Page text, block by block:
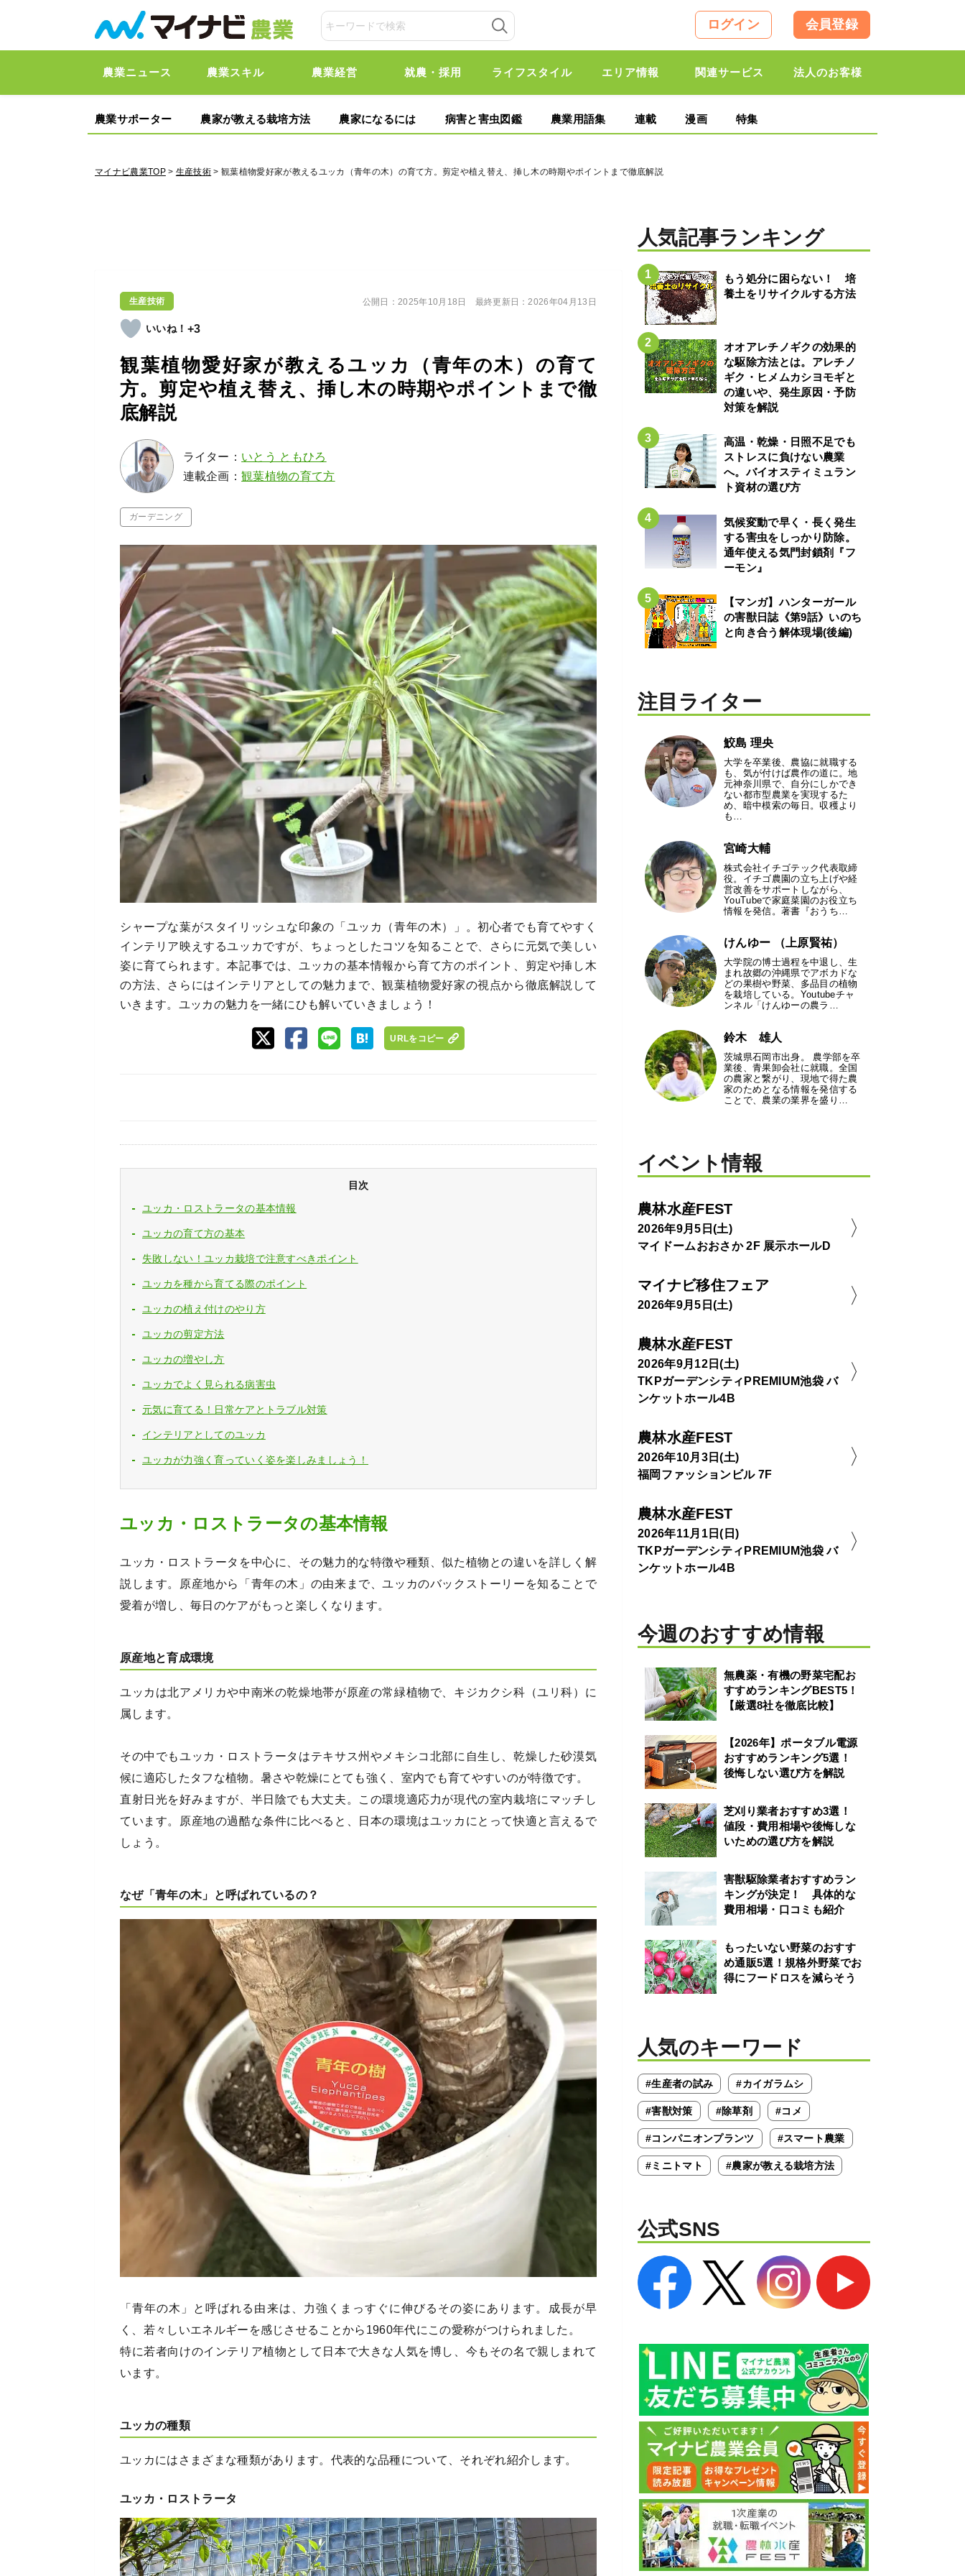
ログイン 会員登録
農業ニュース 農業スキル 農業経営 就農・採用 ライフスタイル エリア情報 関連サービス 法人のお客様
農業サポーター 農家が教える栽培方法 農家になるには 病害と害虫図鑑 農業用語集 連載 漫画 特集
マイナビ農業TOP> 生産技術 > 観葉植物愛好家が教えるユッカ（青年の木）の育て方。剪定や植え替え、挿し木の時期やポイントまで徹底解説
生産技術
+3
観葉植物愛好家が教えるユッカ（青年の木）の育て
方。剪定や植え替え、挿し木の時期やポイントまで徹
底解説
ライター： いとう ともひろ
連載企画：観葉植物の育て方
ガーデニング
公開日：2025年10月18日 最終更新日：2026年04月13日
シャープな葉がスタイリッシュな印象の「ユッカ（青年の木）」。初心者でも育てやすく
インテリア映えするユッカですが、ちょっとしたコツを知ることで、さらに元気で美しい
姿に育てられます。本記事では、ユッカの基本情報から育て方のポイント、剪定や挿し木
の方法、さらにはインテリアとしての魅力まで、観葉植物愛好家の視点から徹底解説して
いきます。ユッカの魅力を一緒にひも解いていきましょう！
URLをコピー
目次
ユッカ・ロストラータの基本情報
ユッカの育て方の基本
失敗しない！ユッカ栽培で注意すべきポイント
ユッカを種から育てる際のポイント
ユッカの植え付けのやり方
ユッカの剪定方法
ユッカの増やし方
ユッカでよく見られる病害虫
元気に育てる！日常ケアとトラブル対策
インテリアとしてのユッカ
ユッカが力強く育っていく姿を楽しみましょう！
ユッカ・ロストラータの基本情報
ユッカ・ロストラータを中心に、その魅力的な特徴や種類、似た植物との違いを詳しく解
説します。原産地から「青年の木」の由来まで、ユッカのバックストーリーを知ることで
愛着が増し、毎日のケアがもっと楽しくなります。
原産地と育成環境
ユッカは北アメリカや中南米の乾燥地帯が原産の常緑植物で、キジカクシ科（ユリ科）に
属します。
その中でもユッカ・ロストラータはテキサス州やメキシコ北部に自生し、乾燥した砂漠気
候に適応したタフな植物。暑さや乾燥にとても強く、室内でも育てやすいのが特徴です。
直射日光を好みますが、半日陰でも大丈夫。この環境適応力が現代の室内栽培にマッチし
ています。原産地の過酷な条件に比べると、日本の環境はユッカにとって快適と言えるで
しょう。
なぜ「青年の木」と呼ばれているの？
「青年の木」と呼ばれる由来は、力強くまっすぐに伸びるその姿にあります。成長が早
く、若々しいエネルギーを感じさせることから1960年代にこの愛称がつけられました。
特に若者向けのインテリア植物として日本で大きな人気を博し、今もその名で親しまれて
います。
ユッカの種類
ユッカにはさまざまな種類があります。代表的な品種について、それぞれ紹介します。
ユッカ・ロストラータ
人気記事ランキング
もう処分に困らない！ 培
養土をリサイクルする方法
オオアレチノギクの効果的
な駆除方法とは。アレチノ
ギク・ヒメムカシヨモギと
の違いや、発生原因・予防
対策を解説
高温・乾燥・日照不足でも
ストレスに負けない農業
へ。バイオスティミュラン
ト資材の選び方
気候変動で早く・長く発生
する害虫をしっかり防除。
通年使える気門封鎖剤『フ
ーモン』
【マンガ】ハンターガール
の害獣日誌《第9話》いのち
と向き合う解体現場(後編)
注目ライター
鮫島 理央
大学を卒業後、農協に就職する
も、気が付けば農作の道に。地
元神奈川県で、自分にしかでき
ない都市型農業を実現するた
め、暗中模索の毎日。収穫より
も…
宮崎大輔
株式会社イチゴテック代表取締
役。イチゴ農園の立ち上げや経
営改善をサポートしながら、
YouTubeで家庭菜園のお役立ち
情報を発信。著書『おうち…
けんゆー （上原賢祐）
大学院の博士過程を中退し、生
まれ故郷の沖縄県でアボカドな
どの果樹や野菜、多品目の植物
を栽培している。Youtubeチャ
ンネル「けんゆーの農ラ…
鈴木 雄人
茨城県石岡市出身。 農学部を卒
業後、青果卸会社に就職。全国
の農家と繋がり、現地で得た農
家のためとなる情報を発信する
ことで、農業の業界を盛り…
イベント情報
農林水産FEST
2026年9月5日(土)
マイドームおおさか 2F 展示ホールD
マイナビ移住フェア
2026年9月5日(土)
農林水産FEST
2026年9月12日(土)
TKPガーデンシティPREMIUM池袋 バ
ンケットホール4B
農林水産FEST
2026年10月3日(土)
福岡ファッションビル 7F
農林水産FEST
2026年11月1日(日)
TKPガーデンシティPREMIUM池袋 バ
ンケットホール4B
今週のおすすめ情報
無農薬・有機の野菜宅配お
すすめランキングBEST5！
【厳選8社を徹底比較】
【2026年】ポータブル電源
おすすめランキング5選！
後悔しない選び方を解説
芝刈り業者おすすめ3選！
値段・費用相場や後悔しな
いための選び方を解説
害獣駆除業者おすすめラン
キングが決定！ 具体的な
費用相場・口コミも紹介
もったいない野菜のおすす
め通販5選！規格外野菜でお
得にフードロスを減らそう
人気のキーワード
#生産者の試み #カイガラムシ
#害獣対策 #除草剤 #コメ
#コンパニオンプランツ #スマート農業
#ミニトマト #農家が教える栽培方法
公式SNS